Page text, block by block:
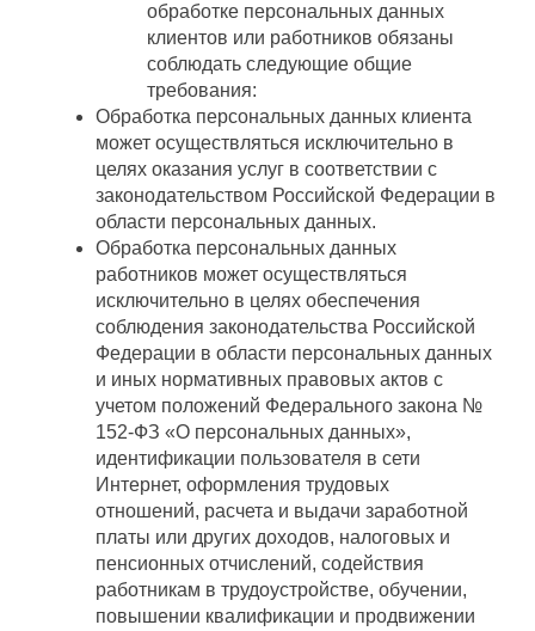
обработке персональных данных
клиентов или работников обязаны
соблюдать следующие общие
требования:
Обработка персональных данных клиента
может осуществляться исключительно в
целях оказания услуг в соответствии с
законодательством Российской Федерации в
области персональных данных.
Обработка персональных данных
работников может осуществляться
исключительно в целях обеспечения
соблюдения законодательства Российской
Федерации в области персональных данных
и иных нормативных правовых актов с
учетом положений Федерального закона №
152-ФЗ «О персональных данных»,
идентификации пользователя в сети
Интернет, оформления трудовых
отношений, расчета и выдачи заработной
платы или других доходов, налоговых и
пенсионных отчислений, содействия
работникам в трудоустройстве, обучении,
повышении квалификации и продвижении